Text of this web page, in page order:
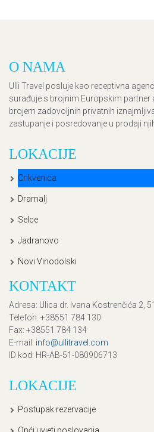
O NAMA
Ulli Travel posluje kao receptivna
surađuje s brojnim Europskim partner
brojem zadovoljnih privatnih
zastupanje i posredovanje u prodaji
LOKACIJE
Crikvenica
Dramalj
Selce
Jadranovo
Novi Vinodolski
KONTAKT
Adresa: Ulica dr. Ivana Kostrenčića 2,
Telefon: +38551 784 130
Fax: +38551 784 134
E-mail : info@ullitravel.com
ID kod: HR-AB-51-080906713
LOKACIJE
Postupak rezervacije